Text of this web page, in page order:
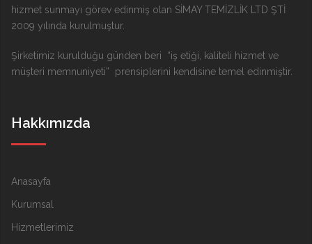
hizmet sunmayı görev edinmiş olan SİMAY TEMİZLİK LTD ŞTİ
2009 yılında kurulmuştur.
Şirketimiz kurulduğu günden beri “iş etiği, kaliteli hizmet ve
müşteri memnuniyeti” prensiplerini kendisine temel edinmiştir.
Hakkımızda
Anasayfa
Kurumsal
Hizmetlerimiz